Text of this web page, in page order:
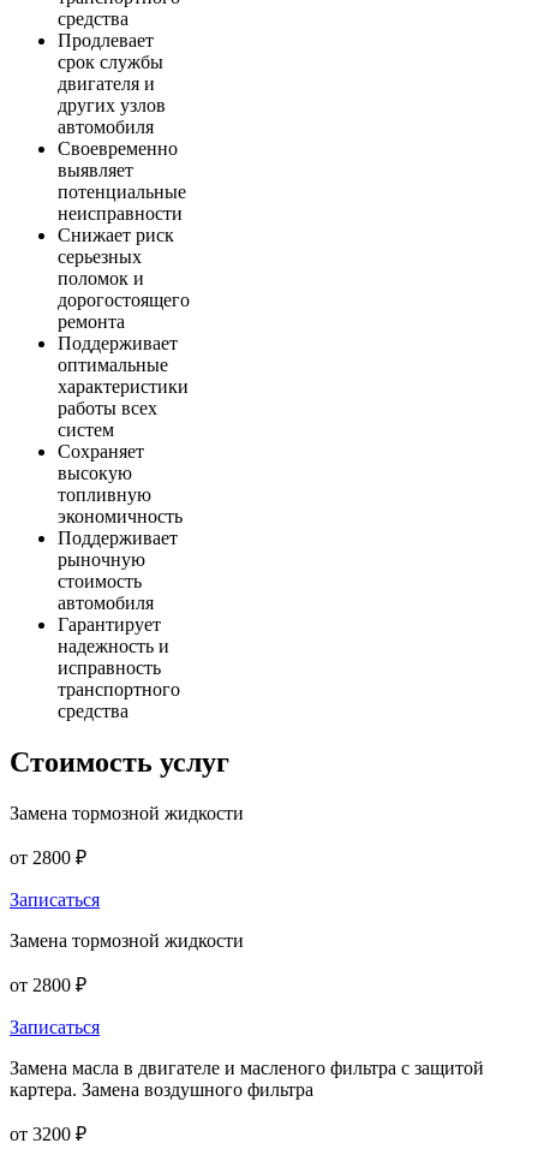
средства
Продлевает
срок службы
двигателя и
других узлов
автомобиля
Своевременно
выявляет
потенциальные
неисправности
Снижает риск
серьезных
поломок и
дорогостоящего
ремонта
Поддерживает
оптимальные
характеристики
работы всех
систем
Сохраняет
высокую
топливную
экономичность
Поддерживает
рыночную
стоимость
автомобиля
Гарантирует
надежность и
исправность
транспортного
средства
Стоимость услуг
Замена тормозной жидкости
от 2800 ₽
Записаться
Замена тормозной жидкости
от 2800 ₽
Записаться
Замена масла в двигателе и масленого фильтра с защитой
картера. Замена воздушного фильтра
от 3200 ₽